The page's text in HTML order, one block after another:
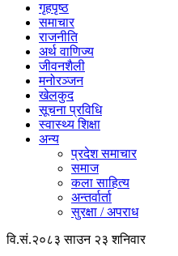
गृहपृष्ठ
समाचार
राजनीति
अर्थ वाणिज्य
जीवनशैली
मनोरञ्जन
खेलकुद
सूचना प्रविधि
स्वास्थ्य शिक्षा
अन्य
प्रदेश समाचार
समाज
कला साहित्य
अन्तर्वार्ता
सुरक्षा / अपराध
वि.सं.२०८३ साउन २३ शनिवार